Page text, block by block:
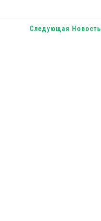
Следующая Новость